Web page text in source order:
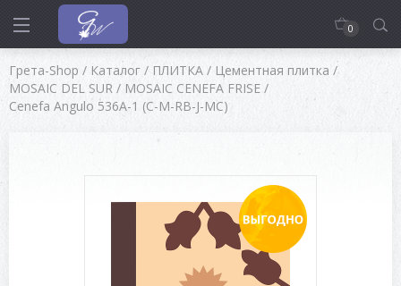
0
Грета-Shop / Каталог / ПЛИТКА / Цементная плитка /
MOSAIC DEL SUR / MOSAIC CENEFA FRISE /
Cenefa Angulo 536A-1 (C-M-RB-J-MC)